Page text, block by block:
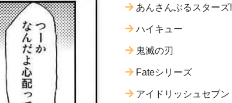
あんさんぶるスターズ!
ハイキュー
鬼滅の刃
Fateシリーズ
アイドリッシュセブン